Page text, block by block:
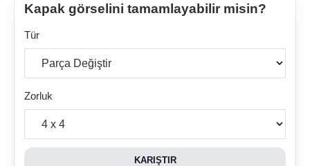
Kapak görselini tamamlayabilir misin?
Tür
Zorluk
KARIŞTIR